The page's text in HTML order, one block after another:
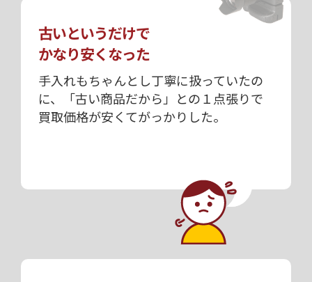
古いというだけで
かなり安くなった
手入れもちゃんとし丁寧に扱っていたの
に、「古い商品だから」との１点張りで
買取価格が安くてがっかりした。